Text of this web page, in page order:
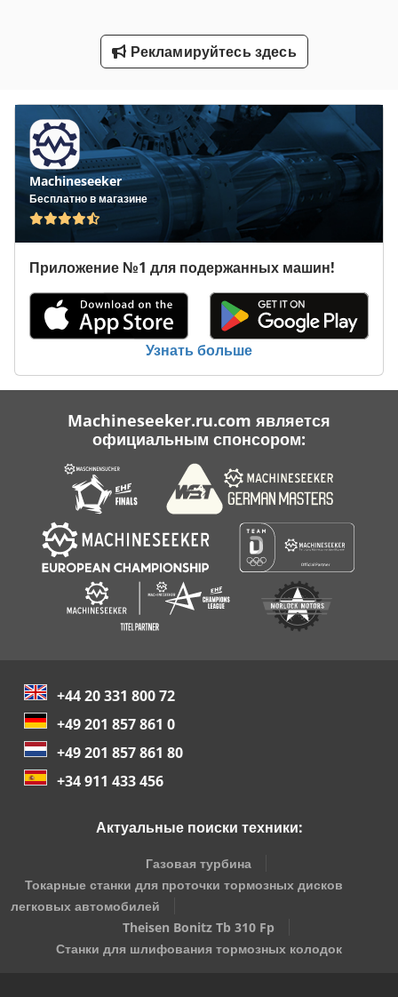
Рекламируйтесь здесь
Рабочая Транспортного Средства
Транспортная Система
Транспортное Средство
Транспортной Группы
Транспортные Контейнеры
Транспортные Средства
Транспортные Тележки
Услуги По Уборке Помещений Здания
Machineseeker
Бесплатно в магазине
Приложение №1 для подержанных машин!
Узнать больше
Machineseeker.ru.com является
официальным спонсором:
+44 20 331 800 72
+49 201 857 861 0
+49 201 857 861 80
+34 911 433 456
Актуальные поиски техники:
Газовая турбина
Токарные станки для проточки тормозных дисков
легковых автомобилей
Theisen Bonitz Tb 310 Fp
Станки для шлифования тормозных колодок